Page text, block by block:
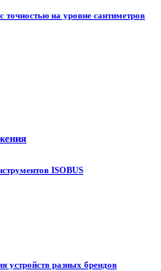
точностью на уровне сантиметров
ISOBUS
устройств разных брендов